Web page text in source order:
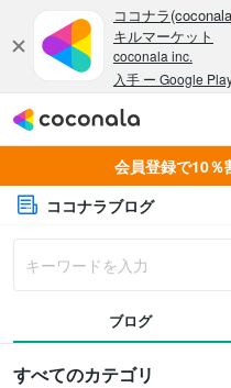
会員登録で10％
ココナラブログ
ブログ
すべてのカテゴリ